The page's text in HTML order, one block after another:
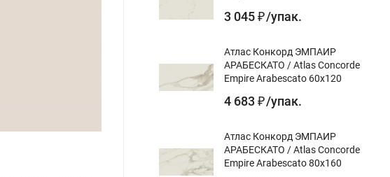
3 045 ₽ /упак.
Атлас Конкорд ЭМПАИР
АРАБЕСКАТО / Atlas Concorde
Empire Arabescato 60x120
4 683 ₽ /упак.
Атлас Конкорд ЭМПАИР
АРАБЕСКАТО / Atlas Concorde
Empire Arabescato 80x160